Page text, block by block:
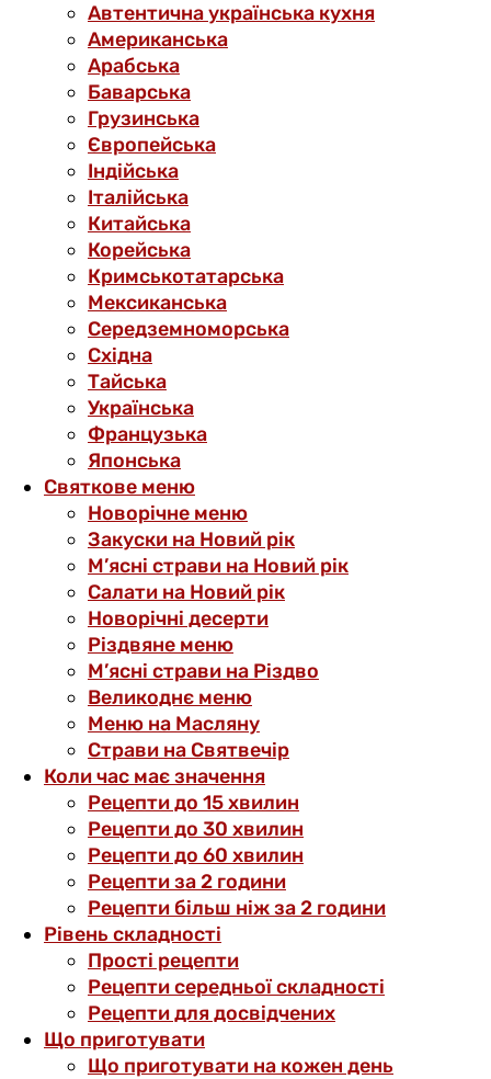
Автентична українська кухня
Американська
Арабська
Баварська
Грузинська
Європейська
Індійська
Італійська
Китайська
Корейська
Кримськотатарська
Мексиканська
Середземноморська
Східна
Тайська
Українська
Французька
Японська
Святкове меню
Новорічне меню
Закуски на Новий рік
М’ясні страви на Новий рік
Салати на Новий рік
Новорічні десерти
Різдвяне меню
М’ясні страви на Різдво
Великоднє меню
Меню на Масляну
Страви на Святвечір
Коли час має значення
Рецепти до 15 хвилин
Рецепти до 30 хвилин
Рецепти до 60 хвилин
Рецепти за 2 години
Рецепти більш ніж за 2 години
Рівень складності
Прості рецепти
Рецепти середньої складності
Рецепти для досвідчених
Що приготувати
Що приготувати на кожен день